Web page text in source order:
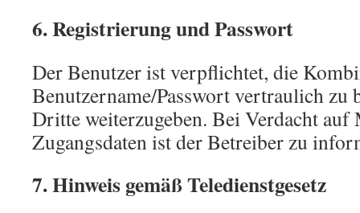
6. Registrierung und Passwort
Der Benutzer ist verpflichtet, die
Benutzername/Passwort vertraulich zu
Dritte weiterzugeben. Bei Verdacht auf
Zugangsdaten ist der Betreiber zu
7. Hinweis gemäß Teledienstgesetz